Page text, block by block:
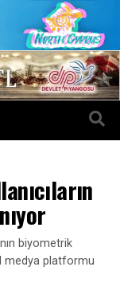
biyometrik
medya platformu